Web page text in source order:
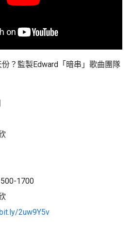
？監製Edward「暗串」歌曲團隊
1700
2uw9Y5v